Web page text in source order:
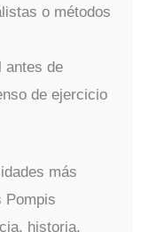
o métodos
antes de
de ejercicio
más
Pompis
historia,